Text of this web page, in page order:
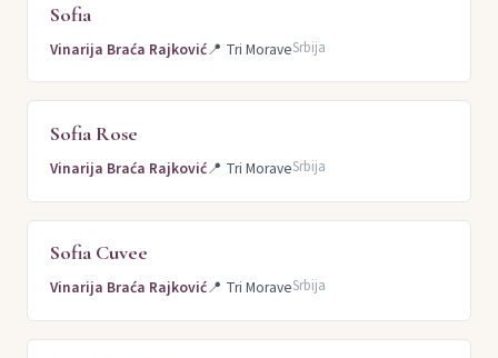
Sofia
Vinarija Braća Rajković📍 Tri MoraveSrbija
Sofia Rose
Vinarija Braća Rajković📍 Tri MoraveSrbija
Sofia Cuvee
Vinarija Braća Rajković📍 Tri MoraveSrbija